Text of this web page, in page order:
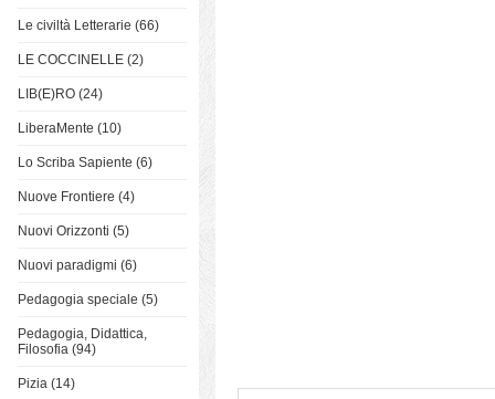
Le civiltà Letterarie (66)
LE COCCINELLE (2)
LIB(E)RO (24)
LiberaMente (10)
Lo Scriba Sapiente (6)
Nuove Frontiere (4)
Nuovi Orizzonti (5)
Nuovi paradigmi (6)
Pedagogia speciale (5)
Pedagogia, Didattica,
Filosofia (94)
Pizia (14)